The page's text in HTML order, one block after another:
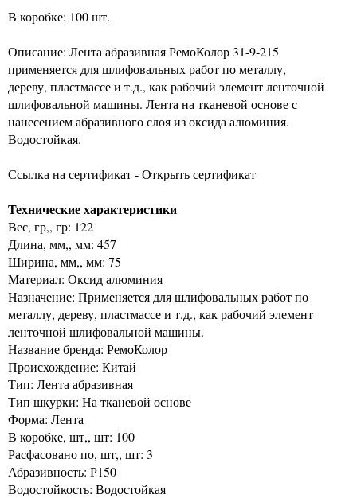
В коробке: 100 шт.
Описание: Лента абразивная РемоКолор 31-9-215
применяется для шлифовальных работ по металлу,
дереву, пластмассе и т.д., как рабочий элемент ленточной
шлифовальной машины. Лента на тканевой основе с
нанесением абразивного слоя из оксида алюминия.
Водостойкая.
Ссылка на сертификат - Открыть сертификат
Технические характеристики
Вес, гр,, гр: 122
Длина, мм,, мм: 457
Ширина, мм,, мм: 75
Материал: Оксид алюминия
Назначение: Применяется для шлифовальных работ по
металлу, дереву, пластмассе и т.д., как рабочий элемент
ленточной шлифовальной машины.
Название бренда: РемоКолор
Происхождение: Китай
Тип: Лента абразивная
Тип шкурки: На тканевой основе
Форма: Лента
В коробке, шт,, шт: 100
Расфасовано по, шт,, шт: 3
Абразивность: Р150
Водостойкость: Водостойкая